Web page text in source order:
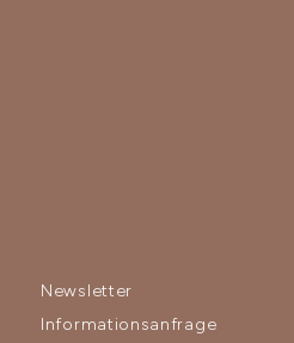
Newsletter
Informationsanfrage